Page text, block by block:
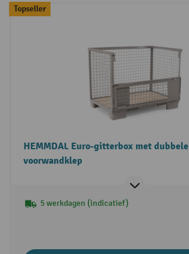
Topseller
HEMMDAL Euro-gitterbox met dubbele
voorwandklep
5 werkdagen (indicatief)